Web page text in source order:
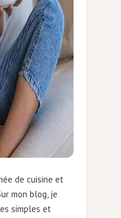
de cuisine et
mon blog, je
simples et